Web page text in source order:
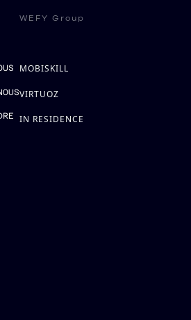
WEFY Group
MOBISKILL
VIRTUOZ
IN RESIDENCE